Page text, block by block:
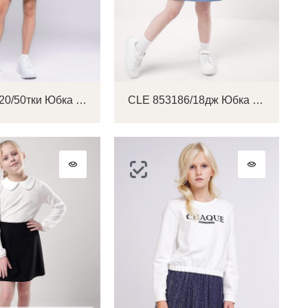
CLE 832820/50тки Юбка детская для девочки CLE 853186/18дж Юбка детская для девочки